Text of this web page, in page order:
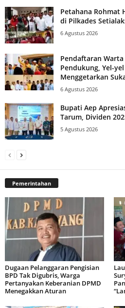
Petahana Rohmat
di Pilkades
6 Agustus 2026
Pendaftaran
Pendukung, Yel-
Menggetarkan
6 Agustus 2026
Bupati Aep
Tarum, Dividen
5 Agustus 2026
Pemerintahan
Dugaan Pelanggaran Pengisian
BPD Tak Digubris, Warga
Pertanyakan Keberanian DPMD
Menegakkan Aturan